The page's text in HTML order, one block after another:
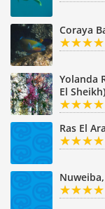
Coraya
Yolanda
El Sheikh)
Ras El